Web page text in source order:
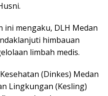
ini mengaku, DLH Medan
himbauan
limbah medis.
(Dinkes) Medan
Lingkungan (Kesling)